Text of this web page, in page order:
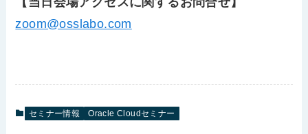
zoom@osslabo.com
セミナー情報 Oracle Cloudセミナー